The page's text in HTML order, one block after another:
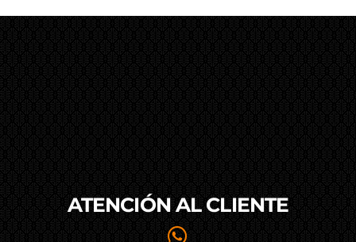
ATENCIÓN AL CLIENTE